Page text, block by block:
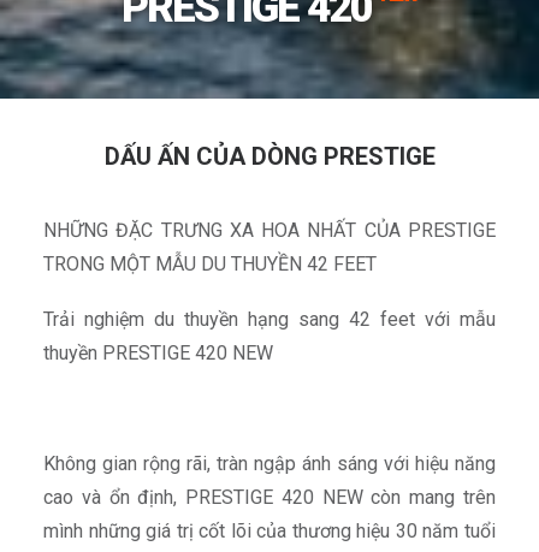
DẤU ẤN CỦA DÒNG PRESTIGE
NHỮNG ĐẶC TRƯNG XA HOA NHẤT CỦA PRESTIGE
TRONG MỘT MẪU DU THUYỀN 42 FEET
Trải nghiệm du thuyền hạng sang 42 feet với mẫu
thuyền PRESTIGE 420 NEW
Không gian rộng rãi, tràn ngập ánh sáng với hiệu năng
cao và ổn định, PRESTIGE 420 NEW còn mang trên
mình những giá trị cốt lõi của thương hiệu 30 năm tuổi